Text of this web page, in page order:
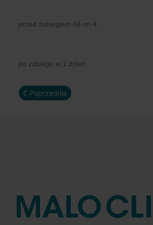
przed zabiegiem All-on-4
po zabiegu w 1 dzień
Poprzednia strona: Nowe zęby w 1 dzień
Poprzednia